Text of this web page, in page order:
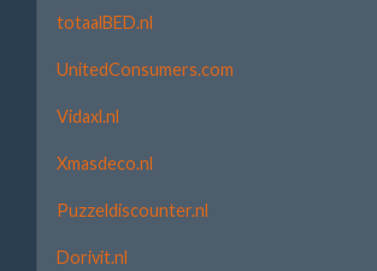
totaalBED.nl
UnitedConsumers.com
Vidaxl.nl
Xmasdeco.nl
Puzzeldiscounter.nl
Dorivit.nl